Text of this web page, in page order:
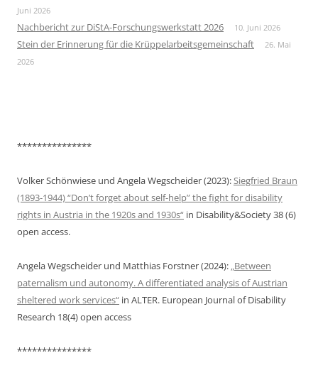
Juni 2026
Nachbericht zur DiStA-Forschungswerkstatt 2026 10. Juni 2026
Stein der Erinnerung für die Krüppelarbeitsgemeinschaft
26. Mai
2026
***************
Volker Schönwiese und Angela Wegscheider (2023):Siegfried Braun
(1893-1944) “Don’t forget about self-help” the fight for disability
rights in Austria in the 1920s and 1930s“ in Disability&Society 38 (6)
open access.
Angela Wegscheider und Matthias Forstner (2024): „Between
paternalism und autonomy. A differentiated analysis of Austrian
sheltered work services“ in ALTER. European Journal of Disability
Research 18(4) open access
***************